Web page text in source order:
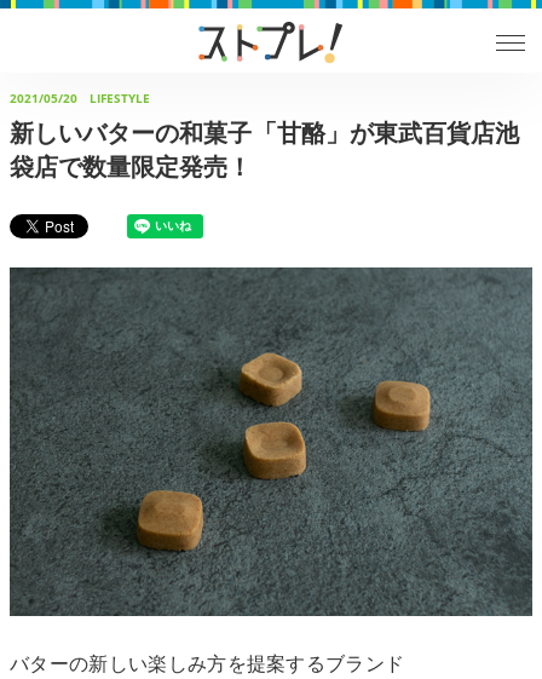
2021/05/20 LIFESTYLE
新しいバターの和菓子「甘酪」が東武百貨店池
袋店で数量限定発売！
バターの新しい楽しみ方を提案するブランド